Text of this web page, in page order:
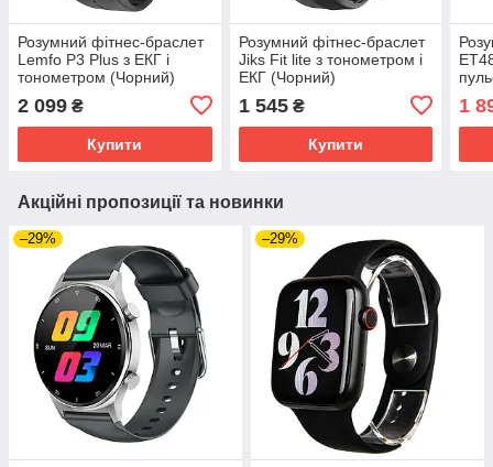
Розумний фітнес-браслет
Lemfo P3 Plus з ЕКГ і
тонометром (Чорний)
2 099 ₴
Купити
Розумний фітнес-браслет
Jiks Fit lite з тонометром і
ЕКГ (Чорний)
1 545₴
Купити
1
Акційні пропозиції та новинки
–29% –29%